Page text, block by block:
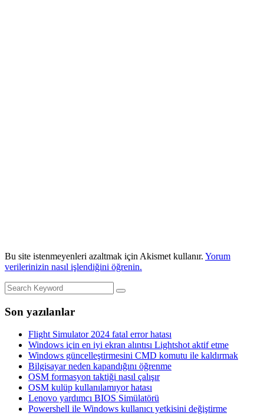
Bu site istenmeyenleri azaltmak için Akismet kullanır. Yorum
verilerinizin nasıl işlendiğini öğrenin.
Son yazılanlar
Flight Simulator 2024 fatal error hatası
Windows için en iyi ekran alıntısı Lightshot aktif etme
Windows güncelleştirmesini CMD komutu ile kaldırmak
Bilgisayar neden kapandığını öğrenme
OSM formasyon taktiği nasıl çalışır
OSM kulüp kullanılamıyor hatası
Lenovo yardımcı BIOS Simülatörü
Powershell ile Windows kullanıcı yetkisini değiştirme